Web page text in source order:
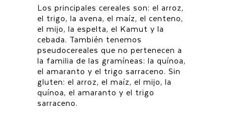
Los principales cereales son: el arroz,
el trigo, la avena, el maíz, el centeno,
el mijo, la espelta, el Kamut y la
cebada. También tenemos
pseudocereales que no pertenecen a
la familia de las gramíneas: la quínoa,
el amaranto y el trigo sarraceno. Sin
gluten: el arroz, el maíz, el mijo, la
quínoa, el amaranto y el trigo
sarraceno.